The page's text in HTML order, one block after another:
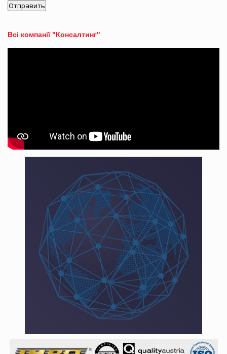
Всі компанії "Консалтинг"